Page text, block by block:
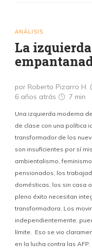
ANÁLISIS
La
por Roberto Pizarro H.
6 años atrás
7 min
Una izquierda moderna
de clase con una política
transformador de los
son insuficientes por sí
ambientalismo,
pensionados, los
domésticas, los sin casa
pleno éxito necesitan
transformadora. Los
independientemente,
límite. Eso se vio
en la lucha contra las AFP.